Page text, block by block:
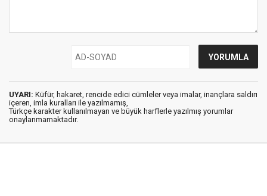
UYARI: Küfür, hakaret, rencide edici cümleler veya imalar, inançlara saldırı
içeren, imla kuralları ile yazılmamış,
Türkçe karakter kullanılmayan ve büyük harflerle yazılmış yorumlar
onaylanmamaktadır.